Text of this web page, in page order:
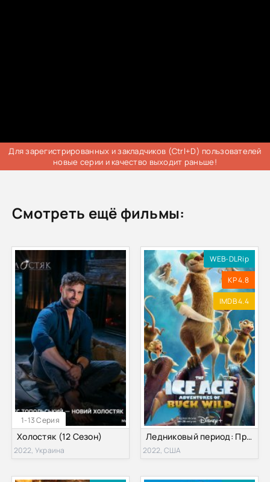
Для зарегистрированных и закладчиков (Ctrl+D) пользователей
новые серии и качество выходит раньше!
Смотреть ещё фильмы:
1-13 Серия
Холостяк (12 Сезон)
2022, Украина
WEB-DLRip
KP 4.8
IMDB 4.4
Ледниковый период: Приключения Бака (2022)
2022, США